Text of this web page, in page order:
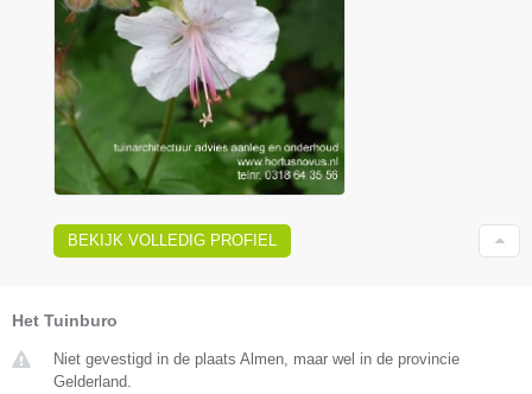
BEKIJK VOLLEDIG PROFIEL
Het Tuinburo
Niet gevestigd in de plaats Almen, maar wel in de provincie
Gelderland.